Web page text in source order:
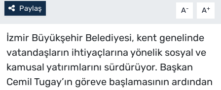
Paylaş A- A+
İzmir Büyükşehir Belediyesi, kent genelinde
vatandaşların ihtiyaçlarına yönelik sosyal ve
kamusal yatırımlarını sürdürüyor. Başkan
Cemil Tugay’ın göreve başlamasının ardından